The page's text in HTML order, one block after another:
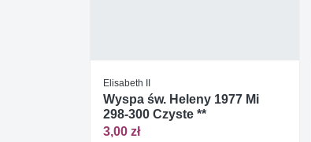
Elisabeth II
Wyspa św. Heleny 1977 Mi
298-300 Czyste **
3,00 zł